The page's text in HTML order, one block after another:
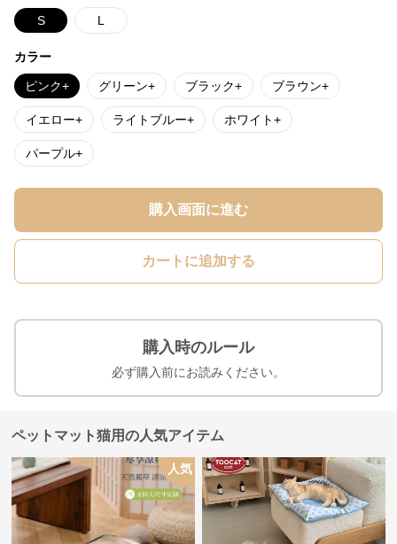
S L
カラー
ピンク+ グリーン+ ブラック+ ブラウン+
イエロー+ ライトブルー+ ホワイト+
パープル+
購入画面に進む
カートに追加する
購入時のルール
必ず購入前にお読みください。
ペットマット猫用の人気アイテム
人気